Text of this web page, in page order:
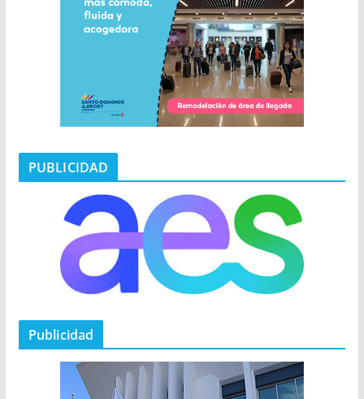
PUBLICIDAD
Publicidad